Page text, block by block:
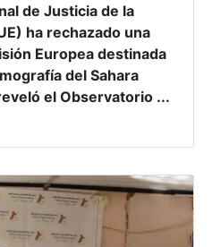
de Justicia de la
ha rechazado una
Europea destinada
del Sahara
el Observatorio ...